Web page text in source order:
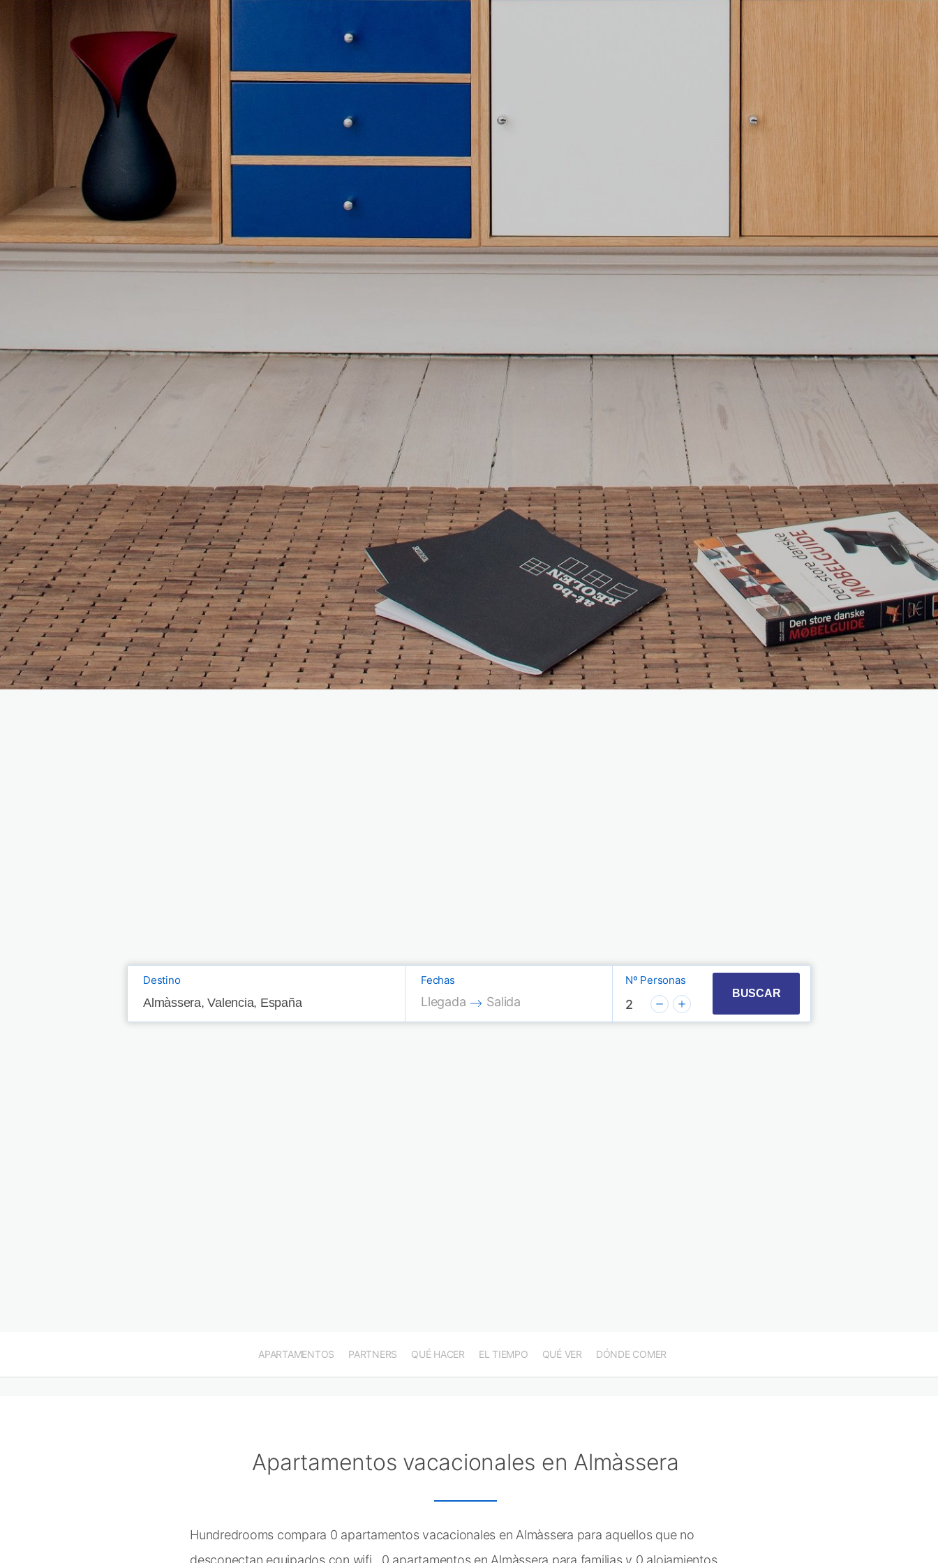
Destino Fechas
Press the down arrow key to interact with the calendar and select a date. Press the
Llegada
Press the down arrow key to interact with the calendar and select a date.
Salida
Nº Personas
2
BUSCAR
APARTAMENTOS PARTNERS QUÉ HACER EL TIEMPO QUÉ VER DÓNDE COMER
Apartamentos vacacionales en Almàssera
Hundredrooms compara 0 apartamentos vacacionales en Almàssera para aquellos que no
desconectan equipados con wifi , 0 apartamentos en Almàssera para familias y 0 alojamientos